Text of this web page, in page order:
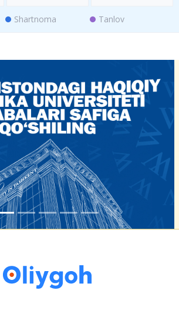
Shartnoma Tanlov